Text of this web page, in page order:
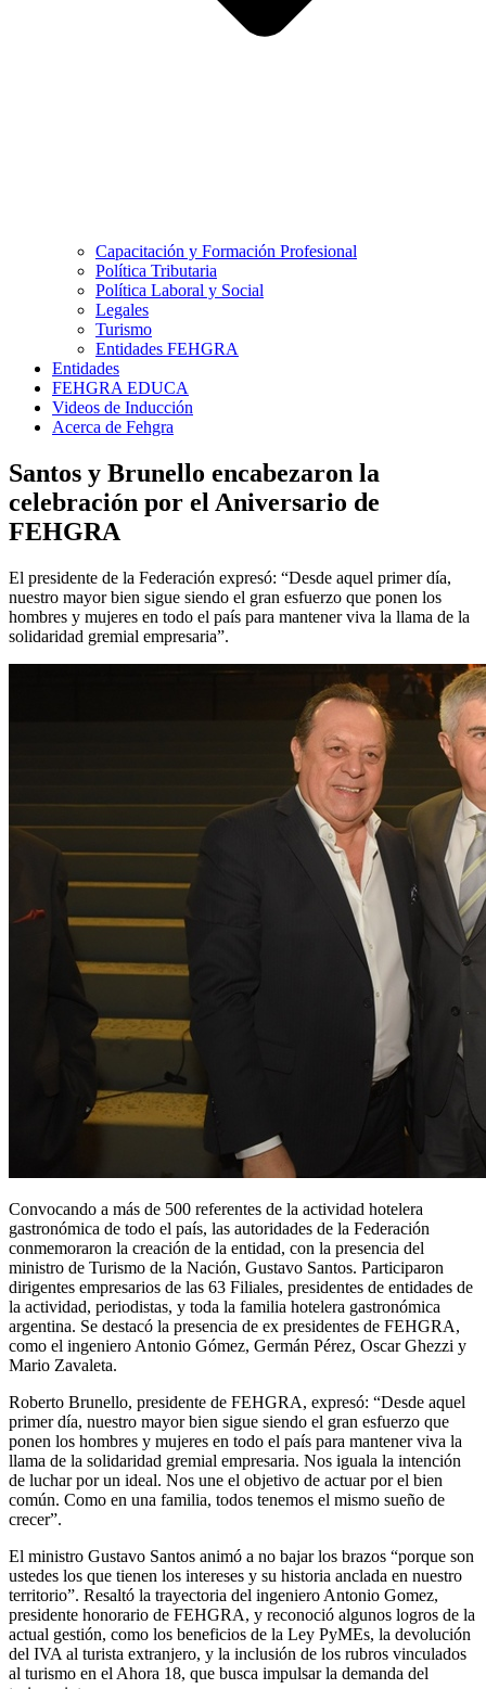
Capacitación y Formación Profesional
Política Tributaria
Política Laboral y Social
Legales
Turismo
Entidades FEHGRA
Entidades
FEHGRA EDUCA
Videos de Inducción
Acerca de Fehgra
Santos y Brunello encabezaron la
celebración por el Aniversario de
FEHGRA
El presidente de la Federación expresó: “Desde aquel primer día,
nuestro mayor bien sigue siendo el gran esfuerzo que ponen los
hombres y mujeres en todo el país para mantener viva la llama de la
solidaridad gremial empresaria”.
Convocando a más de 500 referentes de la actividad hotelera
gastronómica de todo el país, las autoridades de la Federación
conmemoraron la creación de la entidad, con la presencia del
ministro de Turismo de la Nación, Gustavo Santos. Participaron
dirigentes empresarios de las 63 Filiales, presidentes de entidades de
la actividad, periodistas, y toda la familia hotelera gastronómica
argentina. Se destacó la presencia de ex presidentes de FEHGRA,
como el ingeniero Antonio Gómez, Germán Pérez, Oscar Ghezzi y
Mario Zavaleta.
Roberto Brunello, presidente de FEHGRA, expresó: “Desde aquel
primer día, nuestro mayor bien sigue siendo el gran esfuerzo que
ponen los hombres y mujeres en todo el país para mantener viva la
llama de la solidaridad gremial empresaria. Nos iguala la intención
de luchar por un ideal. Nos une el objetivo de actuar por el bien
común. Como en una familia, todos tenemos el mismo sueño de
crecer”.
El ministro Gustavo Santos animó a no bajar los brazos “porque son
ustedes los que tienen los intereses y su historia anclada en nuestro
territorio”. Resaltó la trayectoria del ingeniero Antonio Gomez,
presidente honorario de FEHGRA, y reconoció algunos logros de la
actual gestión, como los beneficios de la Ley PyMEs, la devolución
del IVA al turista extranjero, y la inclusión de los rubros vinculados
al turismo en el Ahora 18, que busca impulsar la demanda del